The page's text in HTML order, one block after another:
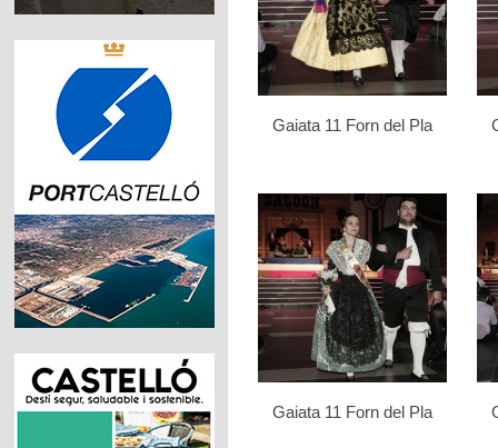
Gaiata 11 Forn del Pla
Gaiata 11 Forn del Pla